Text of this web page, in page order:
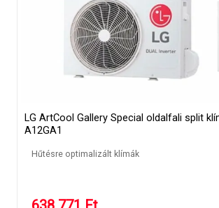
LG ArtCool Gallery Special oldalfali split
A12GA1
Hűtésre optimalizált klímák